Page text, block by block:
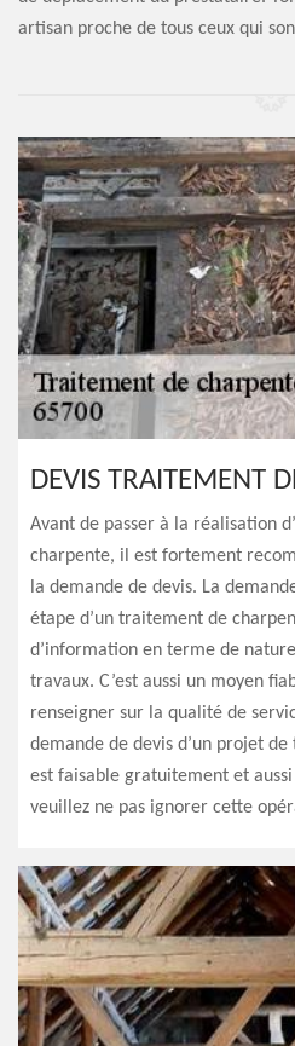
artisan proche de tous ceux qui
DEVIS TRAITEMENT
Avant de passer à la réalisation
charpente, il est fortement
la demande de devis. La
étape d’un traitement de
d’information en terme de
travaux. C’est aussi un moyen
renseigner sur la qualité de
demande de devis d’un projet
est faisable gratuitement et
veuillez ne pas ignorer cette